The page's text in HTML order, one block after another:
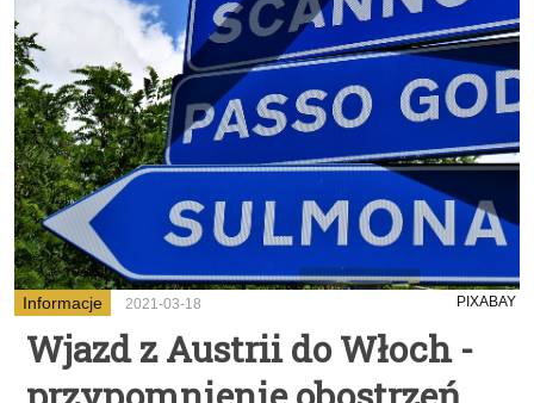
Informacje 2021-03-18 PIXABAY
Wjazd z Austrii do Włoch -